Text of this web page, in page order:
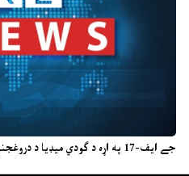
جے ایف-17 په اړه د ګودي میډیا د دروغجنو خبرونو پروپاګنډ ناکام شو